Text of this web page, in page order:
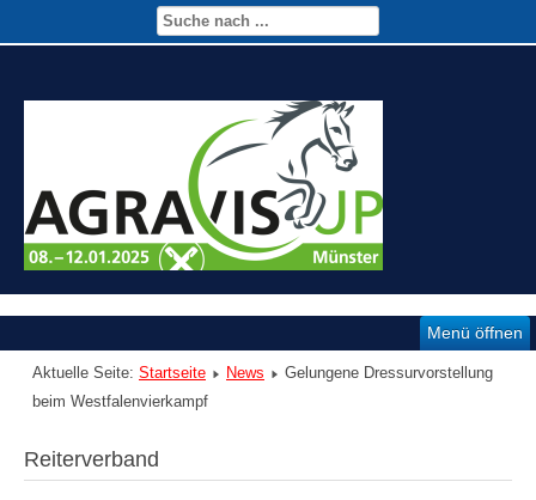
Menü öffnen
Aktuelle Seite: Startseite News
Gelungene Dressurvorstellung
beim Westfalenvierkampf
Reiterverband